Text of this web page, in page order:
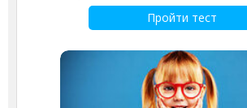
Пройти тест